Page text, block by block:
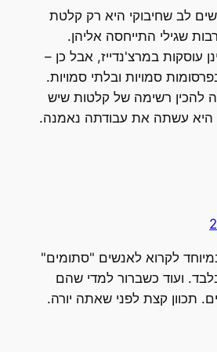
לב שחיבוקי היא רק קלטת
שגילי התייחסה אליהן.
עוסקות במרצ'נדייז, אבל כן –
סמויות ובלתי סמויות.
להכין רשימה של קלטות שיש
היא עשתה את עבודתה נאמנה.
לקרוא לאנשים "סתומים"
ועוד כשברור למדי שהם
תכוון קצת לפני שאתה יורה.